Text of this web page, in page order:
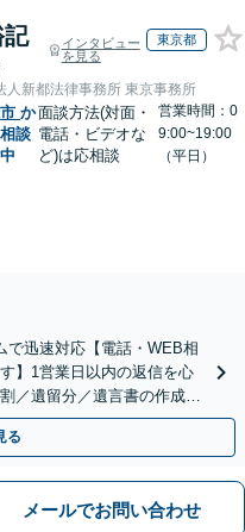
インタビュー
を見る
東京都
人新都法律事務所 東京事務所
か
談
面談方法(対面・
電話・ビデオな
ど)は応相談
営業時間：0
9:00~19:00
（平日）
で迅速対応【電話・WEB相
】1営業日以内の返信を心
／遺留分／遺言書の作成・
休日相談あり】
る
メールでお問い合わせ